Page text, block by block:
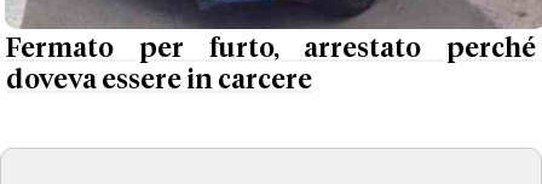
Fermato per furto, arrestato perché
doveva essere in carcere